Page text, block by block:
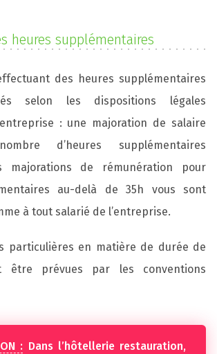
heures supplémentaires
des heures supplémentaires
selon les dispositions légales
: une majoration de salaire
d’heures supplémentaires
majorations de rémunération pour
au-delà de 35h vous sont
à tout salarié de l’entreprise.
particulières en matière de durée de
être prévues par
les conventions
: Dans l’hôtellerie restauration,